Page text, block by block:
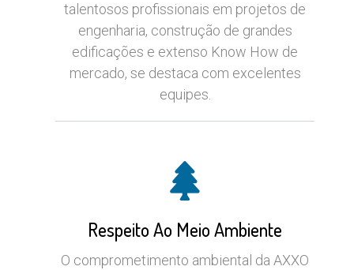
talentosos profissionais em projetos de
engenharia, construção de grandes
edificações e extenso Know How de
mercado, se destaca com excelentes
equipes.
Respeito Ao Meio Ambiente
O comprometimento ambiental da AXXO